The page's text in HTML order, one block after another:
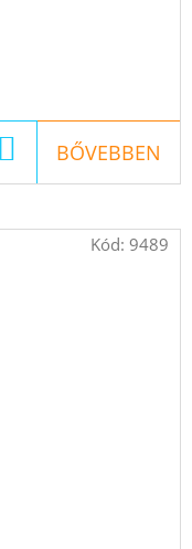
KOSÁRBA
BŐVEBBEN
Kód: 9489